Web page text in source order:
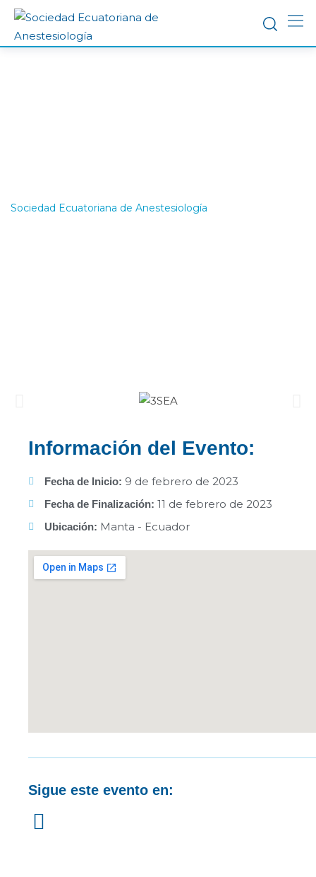
Sociedad Ecuatoriana de Anestesiología
Información del Evento:
Fecha de Inicio: 9 de febrero de 2023
Fecha de Finalización: 11 de febrero de 2023
Ubicación: Manta - Ecuador
Sigue este evento en: